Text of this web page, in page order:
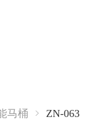
马桶 ZN-063